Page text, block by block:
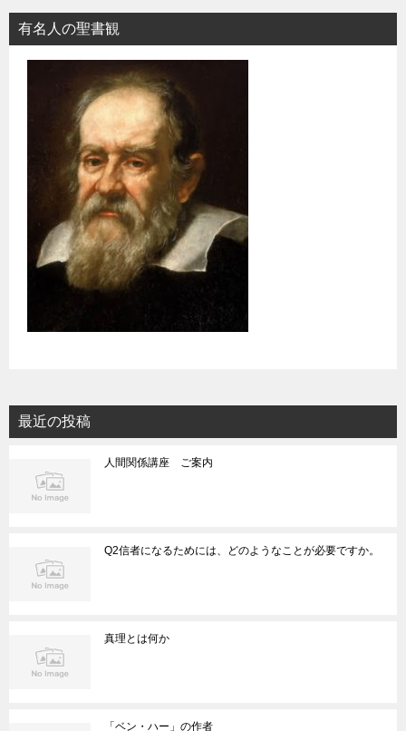
有名人の聖書観
最近の投稿
人間関係講座 ご案内
Q2信者になるためには、どのようなことが必要ですか。
真理とは何か
「ベン・ハー」の作者